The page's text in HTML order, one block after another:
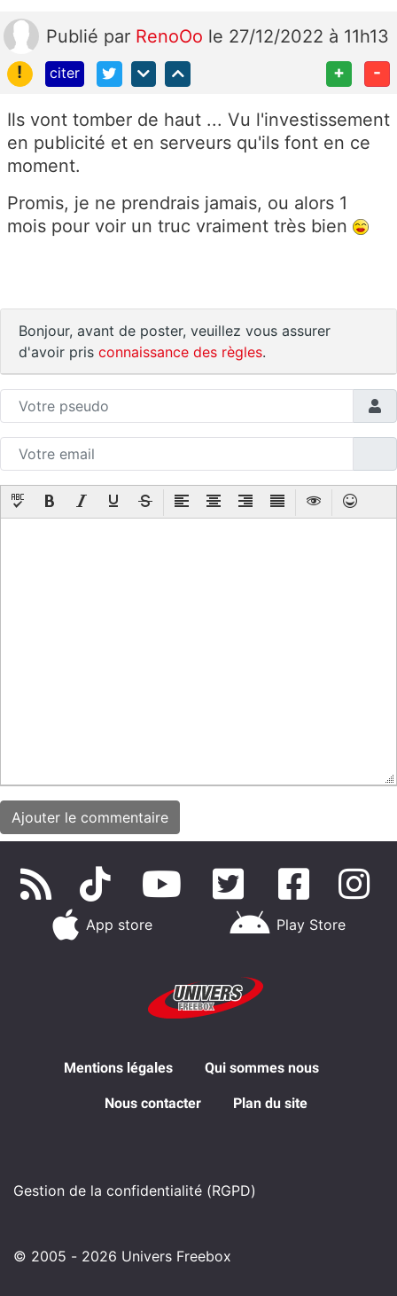
Publié par RenoOo le 27/12/2022 à 11h13
!
citer + -
Ils vont tomber de haut ... Vu l'investissement
en publicité et en serveurs qu'ils font en ce
moment.
Promis, je ne prendrais jamais, ou alors 1
mois pour voir un truc vraiment très bien
Bonjour, avant de poster, veuillez vous assurer
d'avoir pris connaissance des règles.
App store Play Store
Mentions légales Qui sommes nous
Nous contacter Plan du site
Gestion de la confidentialité (RGPD)
© 2005 - 2026 Univers Freebox